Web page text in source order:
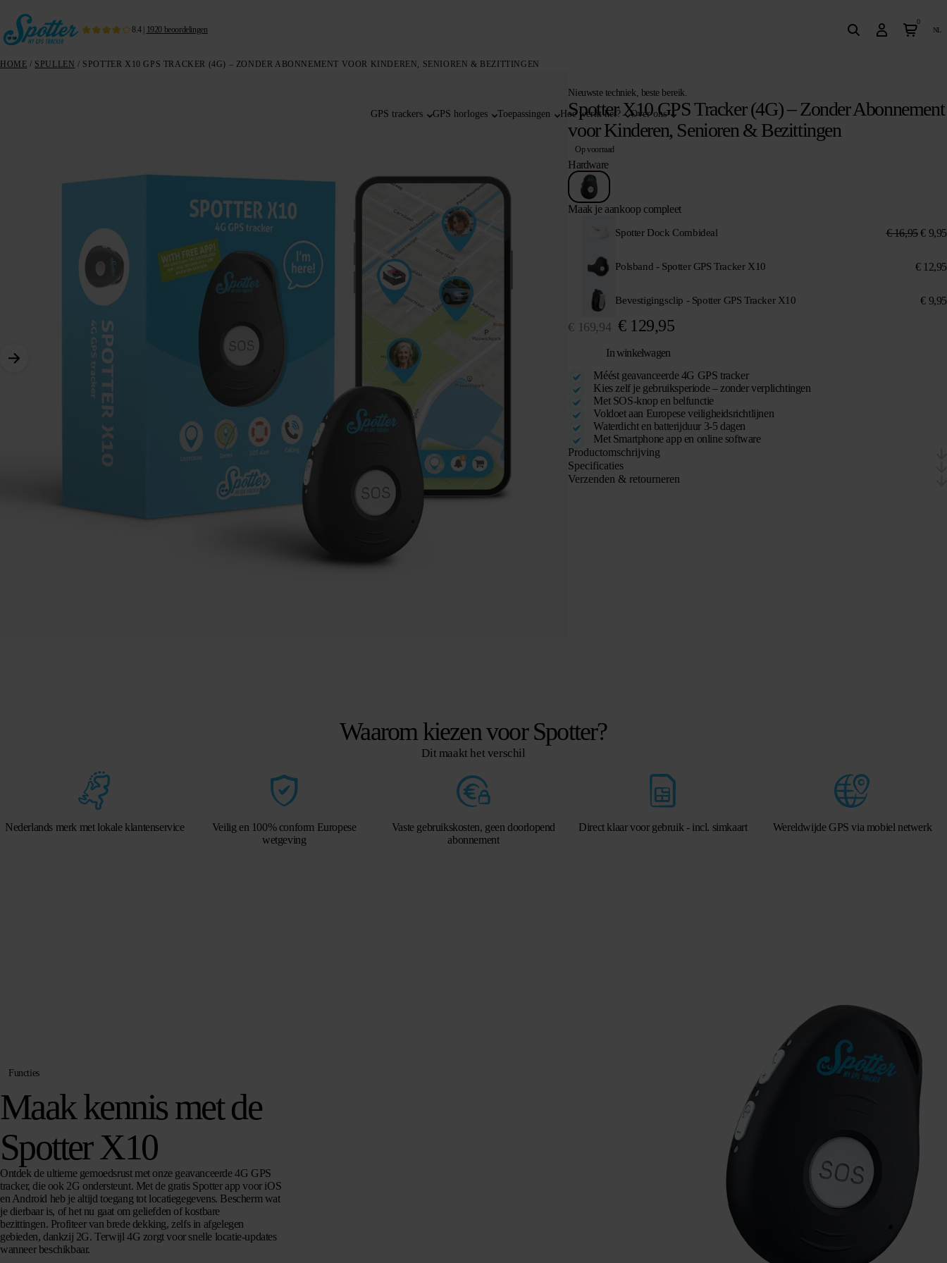
8.4| 1920 beoordelingen
GPS trackers GPS horloges Toepassingen Hoe werkt het? Over ons
0
nl
HOME / SPULLEN / SPOTTER X10 GPS TRACKER (4G) – ZONDER ABONNEMENT VOOR KINDEREN, SENIOREN & BEZITTINGEN
Nieuwste techniek, beste bereik.
Spotter X10 GPS Tracker (4G) – Zonder Abonnement
voor Kinderen, Senioren & Bezittingen
Op voorraad
Hardware
Maak je aankoop compleet
Spotter Dock Combideal €16,95 € 9,95
Polsband - Spotter GPS Tracker X10 €12,95
Bevestigingsclip - Spotter GPS Tracker X10 € 9,95
€ 169,94 €129,95
In winkelwagen
Méést geavanceerde 4G GPS tracker
Kies zelf je gebruiksperiode – zonder verplichtingen
Met SOS-knop en belfunctie
Voldoet aan Europese veiligheidsrichtlijnen
Waterdicht en batterijduur 3-5 dagen
Met Smartphone app en online software
Productomschrijving
Specificaties
Verzenden & retourneren
Waarom kiezen voor Spotter?
Dit maakt het verschil
Nederlands merk met lokale klantenservice
Veilig en 100% conform Europese
wetgeving
Vaste gebruikskosten, geen doorlopend
abonnement
Direct klaar voor gebruik - incl. simkaart Wereldwijde GPS via mobiel netwerk
Functies
Maak kennis met de
Spotter X10
Ontdek de ultieme gemoedsrust met onze geavanceerde4G GPS
tracker, die ook 2G ondersteunt. Met de gratis Spotter app voor iOS
en Android heb je altijd toegang tot locatiegegevens. Bescherm wat
je dierbaar is, of het nu gaat om geliefden of kostbare
bezittingen. Profiteer van brede dekking, zelfs in afgelegen
gebieden, dankzij 2G. Terwijl 4G zorgt voor snelle locatie-updates
wanneer beschikbaar.